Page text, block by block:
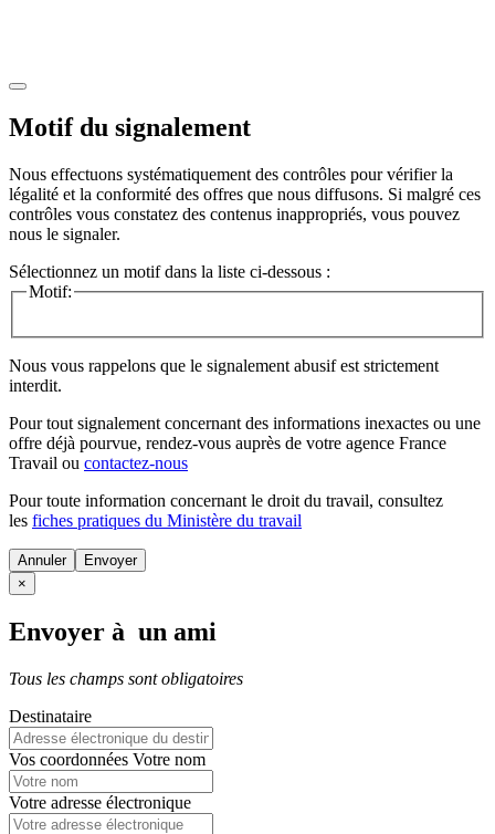
Motif du signalement
Nous effectuons systématiquement des contrôles pour vérifier la
légalité et la conformité des offres que nous diffusons. Si malgré ces
contrôles vous constatez des contenus inappropriés, vous pouvez
nous le signaler.
Sélectionnez un motif dans la liste ci-dessous :
Motif:
Nous vous rappelons que le signalement abusif est strictement
interdit.
Pour tout signalement concernant des informations inexactes ou une
offre déjà pourvue, rendez-vous auprès de votre agence France
Travail ou contactez-nous
Pour toute information concernant le droit du travail, consultez
les fiches pratiques du Ministère du travail
Annuler
×
Envoyer à un ami
Tous les champs sont obligatoires
Destinataire
Vos coordonnées Votre nom
Votre adresse électronique